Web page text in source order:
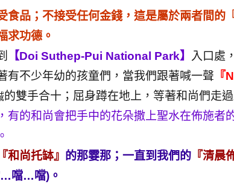
食品；不接受任何金錢，這是屬於兩者間的
求功德。
【Doi Suthep-Pui National Park】
入口處
有不少年幼的孩童們，當我們跟著喊一聲 『
的雙手合十；屈身蹲在地上，等著和尚們走過
有的和尚會把手中的花朵撒上聖水在佈施者
『和尚托缽』 的那霎那；一直到我們的 『清晨
…噹…噹)。